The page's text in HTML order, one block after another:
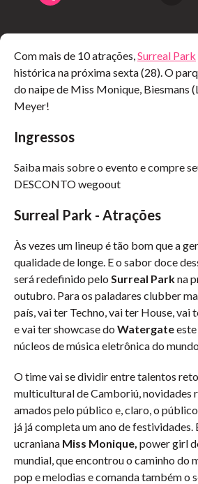
Com mais de 10 atrações,Surreal Park
histórica na próxima sexta (28). O
do naipe de Miss Monique, Biesmans
Meyer!
Ingressos
Saiba mais sobre o evento e compre
DESCONTO wegoout
Surreal Park - Atrações
Às vezes um lineup é tão bom que a
qualidade de longe. E o sabor doce
será redefinido pelo Surreal Parkna
outubro. Para os paladares clubber
país, vai ter Techno, vai ter House, vai
e vai ter showcase do Watergate
núcleos de música eletrônica do
O time vai se dividir entre talentos
multicultural de Camboriú, novidades
amados pelo público e, claro, o
já já completa um ano de festividades.
ucraniana Miss Monique, power girl
mundial, que encontrou o caminho do
pop e melodias e comanda também o